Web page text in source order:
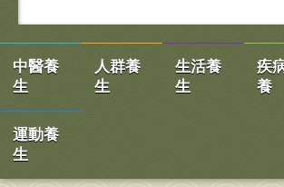
中醫養
生
人群養
生
生活養
生
疾
養
運動養
生